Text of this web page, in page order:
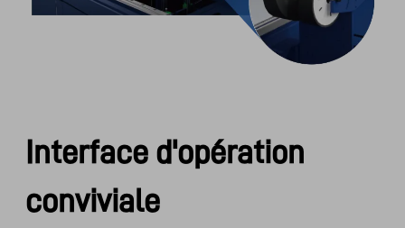
Interface d'opération
conviviale